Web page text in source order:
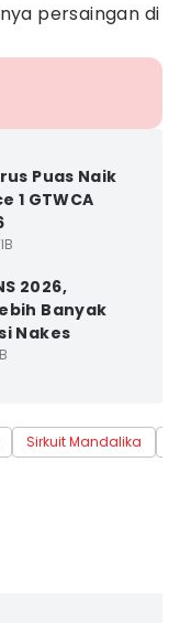
persaingan di
Puas Naik
1 GTWCA
2026,
Banyak
Nakes
Sirkuit Mandalika